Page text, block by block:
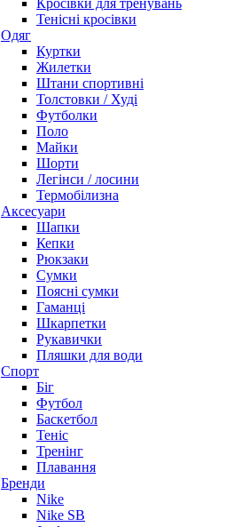
Тенісні кросівки
Одяг
Куртки
Жилетки
Штани спортивні
Толстовки / Худі
Футболки
Поло
Майки
Шорти
Легінси / лосини
Термобілизна
Аксесуари
Шапки
Кепки
Рюкзаки
Сумки
Поясні сумки
Гаманці
Шкарпетки
Рукавички
Пляшки для води
Спорт
Біг
Футбол
Баскетбол
Теніс
Тренінг
Плавання
Бренди
Nike
Nike SB